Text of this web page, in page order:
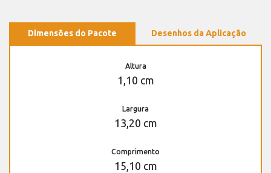
Dimensões do Pacote Desenhos da Aplicação
Altura
1,10 cm
Largura
13,20 cm
Comprimento
15,10 cm